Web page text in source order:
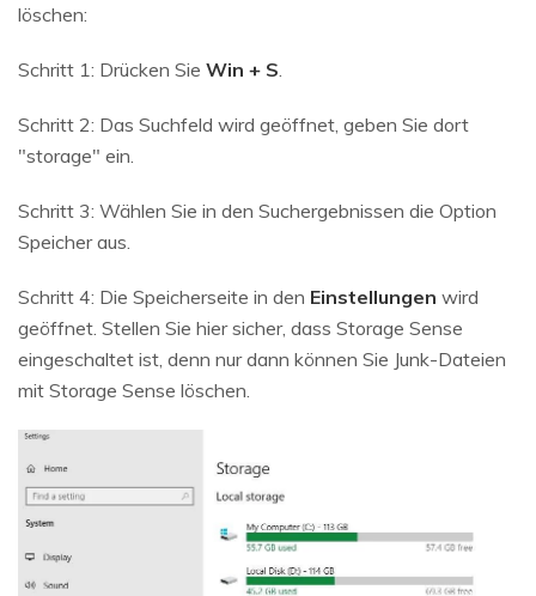
löschen:
Schritt 1: Drücken Sie Win + S
Schritt 2: Das Suchfeld wird geöffnet, geben Sie dort
"storage" ein.
Schritt 3: Wählen Sie in den Suchergebnissen die Option
Speicher aus.
Schritt 4: Die Speicherseite in den Einstellungen wird
geöffnet. Stellen Sie hier sicher, dass Storage Sense
eingeschaltet ist, denn nur dann können Sie Junk-Dateien
mit Storage Sense löschen.